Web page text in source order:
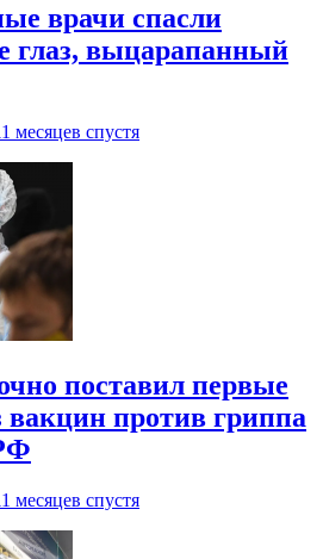
врачи спасли
глаз, выцарапанный
месяцев спустя
поставил первые
вакцин против гриппа
месяцев спустя